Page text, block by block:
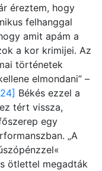
éreztem, hogy
felhanggal
amit apám a
a kor krimijei. Az
történetek
elmondani” –
Békés ezzel a
tért vissza,
egy
„A
ötlettel megadták